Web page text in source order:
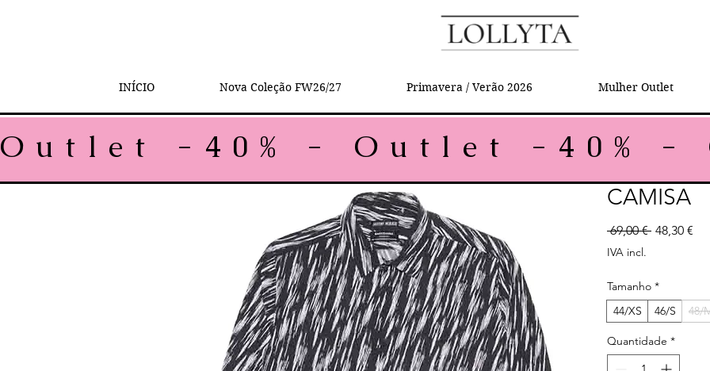
INÍCIO Nova Coleção FW26/27 Primavera / Verão 2026 Mulher Outlet
Outlet -40% -
CAMISA
69,00 € Preço
48,30 €
IVA incl.
Tamanho *
44/XS
46/S 48/
Quantidade *